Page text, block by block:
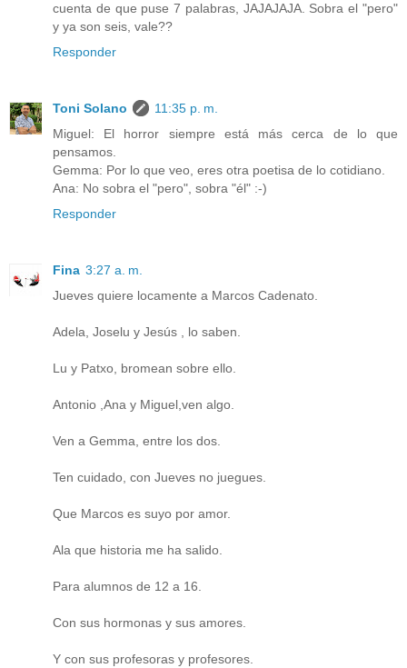
cuenta de que puse 7 palabras, JAJAJAJA. Sobra el "pero"
y ya son seis, vale??
Responder
Toni Solano
11:35 p. m.
Miguel: El horror siempre está más cerca de lo que
pensamos.
Gemma: Por lo que veo, eres otra poetisa de lo cotidiano.
Ana: No sobra el "pero", sobra "él" :-)
Responder
Fina 3:27 a. m.
Jueves quiere locamente a Marcos Cadenato.
Adela, Joselu y Jesús , lo saben.
Lu y Patxo, bromean sobre ello.
Antonio ,Ana y Miguel,ven algo.
Ven a Gemma, entre los dos.
Ten cuidado, con Jueves no juegues.
Que Marcos es suyo por amor.
Ala que historia me ha salido.
Para alumnos de 12 a 16.
Con sus hormonas y sus amores.
Y con sus profesoras y profesores.